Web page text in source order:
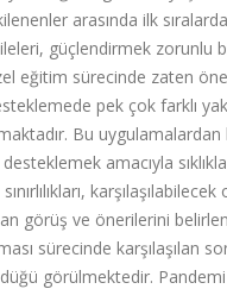
arasında ilk sıralarda
güçlendirmek zorunlu
eğitim sürecinde zaten
pek çok farklı
Bu
amacıyla
görüş ve önerilerini
sürecinde karşılaşılan
görülmektedir.